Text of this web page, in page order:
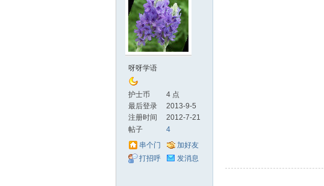
呀呀学语
护士币
4 点
最后登录
2013-9-5
注册时间
2012-7-21
帖子
4
串个门
加好友
打招呼
发消息